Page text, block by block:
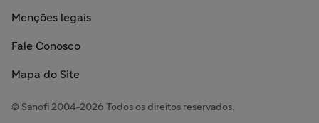
Menções legais
Fale Conosco
Mapa do Site
© Sanofi 2004-2026 Todos os direitos reservados.